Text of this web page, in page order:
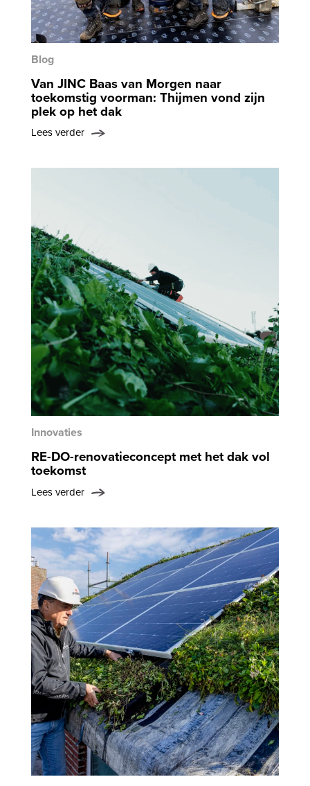
Blog
Van JINC Baas van Morgen naar
toekomstig voorman: Thijmen vond zijn
plek op het dak
Lees verder
Innovaties
RE-DO-renovatieconcept met het dak vol
toekomst
Lees verder